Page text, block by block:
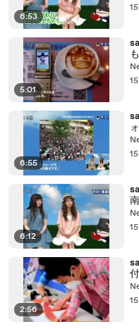
6:53
5:01
6:55
6:12
2:56